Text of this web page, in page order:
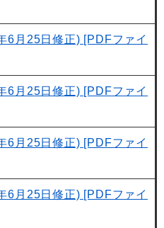
6月25日修正) [PDFファイ
6月25日修正) [PDFファイ
6月25日修正) [PDFファイ
6月25日修正) [PDFファイ